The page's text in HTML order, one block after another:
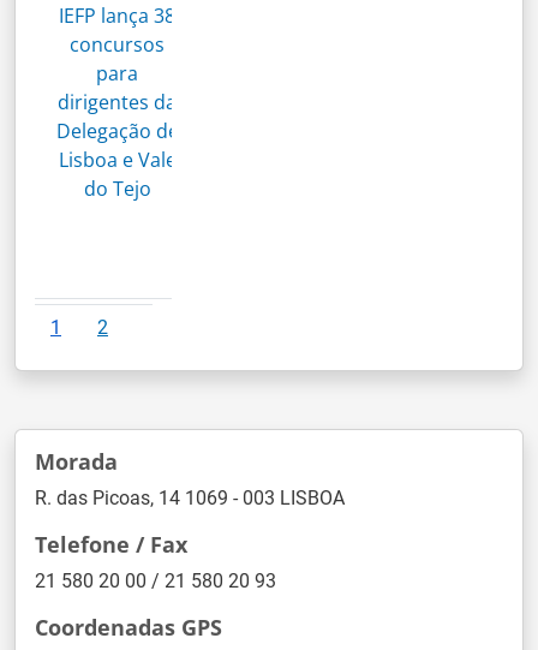
IEFP lança 38
concursos
para
dirigentes da
Delegação de
Lisboa e Vale
do Tejo
1 2
Morada
R. das Picoas, 14 1069 - 003 LISBOA
Telefone / Fax
21 580 20 00 / 21 580 20 93
Coordenadas GPS